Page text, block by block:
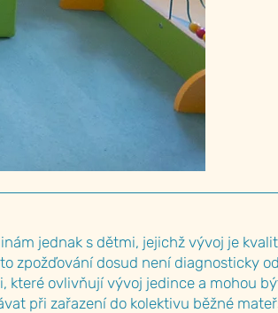
jednak s dětmi, jejichž vývoj je
zpožďování dosud není diagnosticky
které ovlivňují vývoj jedince a mohou
při zařazení do kolektivu běžné